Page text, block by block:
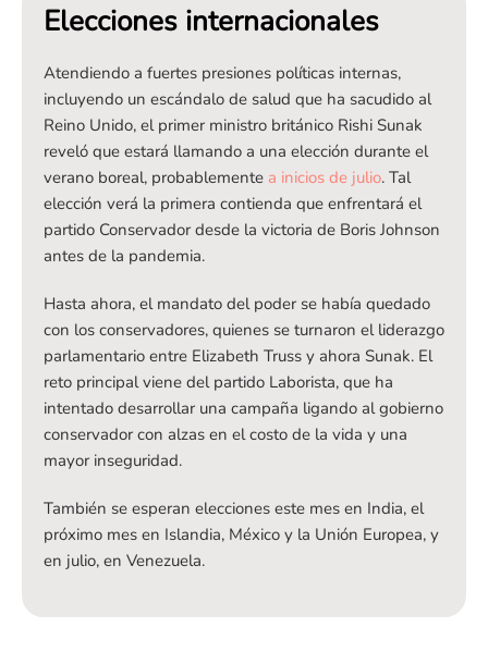
Elecciones internacionales
Atendiendo a fuertes presiones políticas internas,
incluyendo un escándalo de salud que ha sacudido al
Reino Unido, el primer ministro británico Rishi Sunak
reveló que estará llamando a una elección durante el
verano boreal, probablemente a inicios de julio. Tal
elección verá la primera contienda que enfrentará el
partido Conservador desde la victoria de Boris Johnson
antes de la pandemia.
Hasta ahora, el mandato del poder se había quedado
con los conservadores, quienes se turnaron el liderazgo
parlamentario entre Elizabeth Truss y ahora Sunak. El
reto principal viene del partido Laborista, que ha
intentado desarrollar una campaña ligando al gobierno
conservador con alzas en el costo de la vida y una
mayor inseguridad.
También se esperan elecciones este mes en India, el
próximo mes en Islandia, México y la Unión Europea, y
en julio, en Venezuela.